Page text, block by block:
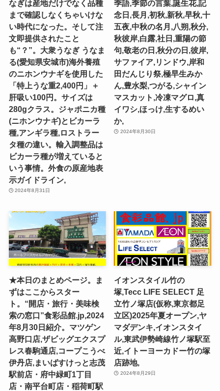
なぎは産地だけでなく品種
まで確認しなくちゃいけな
い時代になった。そして注
文即提供されたこと
も“？”。大衆うなぎ うなま
る(愛知県安城市)海外養殖
のニホンウナギを使用した
「特上うな重2,400円」＋
肝吸い100円。サイズは
280gクラス。ジャポニカ種
(ニホンウナギ)とビカーラ
種,アンギラ種,ロストラー
タ種の違い。輸入調整品は
ビカーラ種が増えていると
いう事情。外食の原産地表
示ガイドライン,
2024年8月31日
季語,季節の言葉,誕生花,記
念日,長月,初秋,新秋,早秋,十
五夜,中秋の名月,八朔,秋分,
秋彼岸,白露,社日,重陽の節
句,敬老の日,秋分の日,彼岸,
サファイア,リンドウ,岸和
田だんじり祭,極早生みか
ん,豊水梨,つがる,シャイン
マスカット,冷凍マグロ,真
イワシ,ほっけ,生するめい
か,
2024年8月30日
★本日のまとめページ。ま
ずはここからスター
ト。“開店・旅行・美味検
索の窓口”食彩品館.jp,2024
年8月30日紹介。マツゲン
高野口店,ザビッグエクスプ
レス春駒通店,コープこうべ
伊丹店,まいばすけっと志茂
駅前店・府中緑町1丁目
店・南平台町店・稲荷町駅
イオンスタイル竹の
塚,Tecc LIFE SELECT ⾜
⽴⽵ノ塚店(仮称,東京都足
立区)2025年夏オープン,ヤ
マダデンキ,イオンスタイ
ル,東武伊勢崎線竹ノ塚駅至
近,イトーヨーカドー竹の塚
店跡地,
2024年8月29日